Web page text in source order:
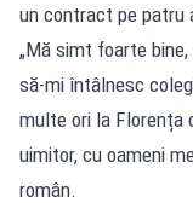
un contract pe patru
„Mă simt foarte
să-mi întâlnesc
multe ori la Florența
uimitor, cu oameni
român.